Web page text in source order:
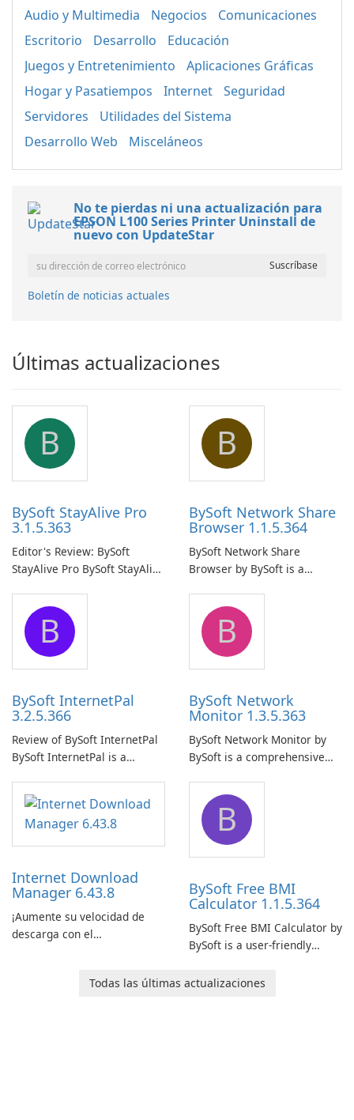
Audio y Multimedia Negocios
Comunicaciones
Escritorio
Desarrollo
Educación
Juegos y Entretenimiento
Aplicaciones Gráficas
Hogar y Pasatiempos
Internet
Seguridad
Servidores
Utilidades del Sistema
Desarrollo Web
Misceláneos
No te pierdas ni una actualización para
EPSON L100 Series Printer Uninstall de
nuevo con UpdateStar
Boletín de noticias actuales
Últimas actualizaciones
B
BySoft StayAlive Pro
3.1.5.363
Editor's Review: BySoft
StayAlive Pro BySoft StayAlive
application designed to
ensure the continuous and
uninterrupted operation of
your computer system.
B
BySoft Network Share
Browser 1.1.5.364
BySoft Network Share
Browser by BySoft is a
application that allows users
to easily browse and manage
shared folders on their
network.
B
BySoft InternetPal
3.2.5.366
Review of BySoft InternetPal
BySoft InternetPal is a
application designed to
monitor your internet
connection and provide real-
time insights into its
B
BySoft Network
Monitor 1.3.5.363
BySoft Network Monitor by
BySoft is a comprehensive
designed to help businesses
effectively manage their
network infrastructure.
Internet Download
Manager 6.43.8
¡Aumente su velocidad de
descarga con el
B
BySoft Free BMI
Calculator 1.1.5.364
BySoft Free BMI Calculator by
BySoft is a user-friendly
designed to help you
Todas las últimas actualizaciones